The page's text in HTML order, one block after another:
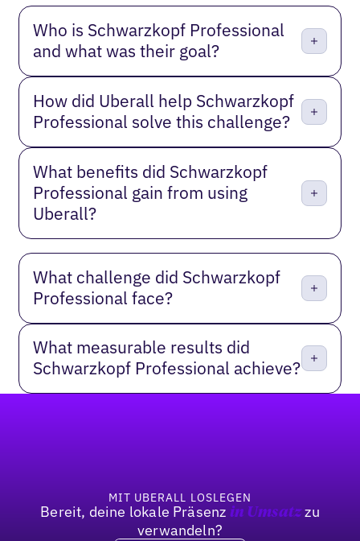
Who is Schwarzkopf Professional
and what was their goal?
How did Uberall help Schwarzkopf
Professional solve this challenge?
What benefits did Schwarzkopf
Professional gain from using
Uberall?
What challenge did Schwarzkopf
Professional face?
What measurable results did
Schwarzkopf Professional achieve?
MIT UBERALL LOSLEGEN
Bereit, deine lokale Präsenz in Umsatzzu
verwandeln?